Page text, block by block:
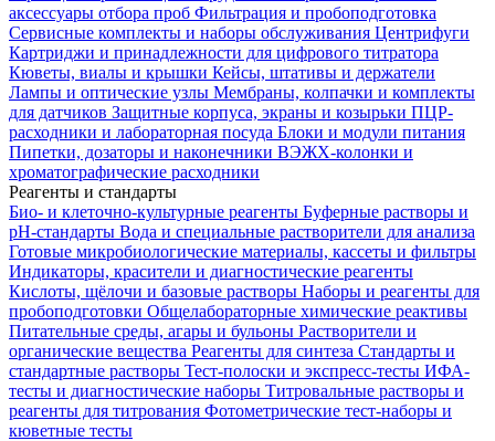
аксессуары отбора проб Фильтрация и пробоподготовка
Сервисные комплекты и наборы обслуживания Центрифуги
Картриджи и принадлежности для цифрового титратора
Кюветы, виалы и крышки Кейсы, штативы и держатели
Лампы и оптические узлы Мембраны, колпачки и комплекты
для датчиков Защитные корпуса, экраны и козырьки ПЦР-
расходники и лабораторная посуда Блоки и модули питания
Пипетки, дозаторы и наконечники ВЭЖХ-колонки и
хроматографические расходники
Реагенты и стандарты
Био- и клеточно-культурные реагенты Буферные растворы и
pH-стандарты Вода и специальные растворители для анализа
Готовые микробиологические материалы, кассеты и фильтры
Индикаторы, красители и диагностические реагенты
Кислоты, щёлочи и базовые растворы Наборы и реагенты для
пробоподготовки Общелабораторные химические реактивы
Питательные среды, агары и бульоны Растворители и
органические вещества Реагенты для синтеза Стандарты и
стандартные растворы Тест-полоски и экспресс-тесты ИФА-
тесты и диагностические наборы Титровальные растворы и
реагенты для титрования Фотометрические тест-наборы и
кюветные тесты